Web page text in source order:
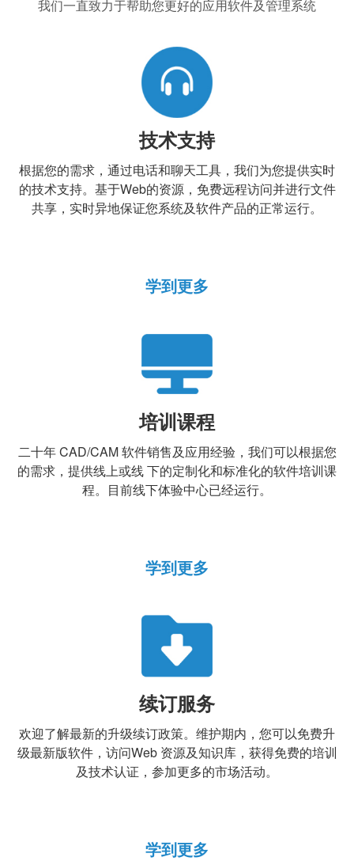
我们一直致力于帮助您更好的应用软件及管理系统
技术支持
根据您的需求，通过电话和聊天工具，我们为您提供实时
的技术支持。基于Web的资源，免费远程访问并进行文件
共享，实时异地保证您系统及软件产品的正常运行。
学到更多
培训课程
二十年 CAD/CAM 软件销售及应用经验，我们可以根据您
的需求，提供线上或线 下的定制化和标准化的软件培训课
程。目前线下体验中心已经运行。
学到更多
续订服务
欢迎了解最新的升级续订政策。维护期内，您可以免费升
级最新版软件，访问Web 资源及知识库，获得免费的培训
及技术认证，参加更多的市场活动。
学到更多